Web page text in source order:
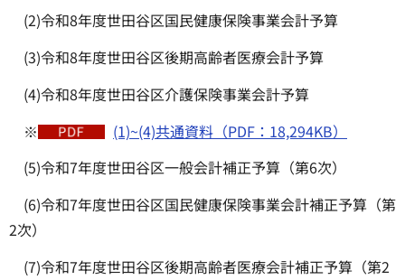
(2)令和8年度世田谷区国民健康保険事業会計予算
(3)令和8年度世田谷区後期高齢者医療会計予算
(4)令和8年度世田谷区介護保険事業会計予算
※
(1)~(4)共通資料（PDF：18,294KB）
(5)令和7年度世田谷区一般会計補正予算（第6次）
(6)令和7年度世田谷区国民健康保険事業会計補正予算（第
2次）
(7)令和7年度世田谷区後期高齢者医療会計補正予算（第2